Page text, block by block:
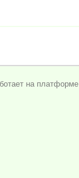
на платформе